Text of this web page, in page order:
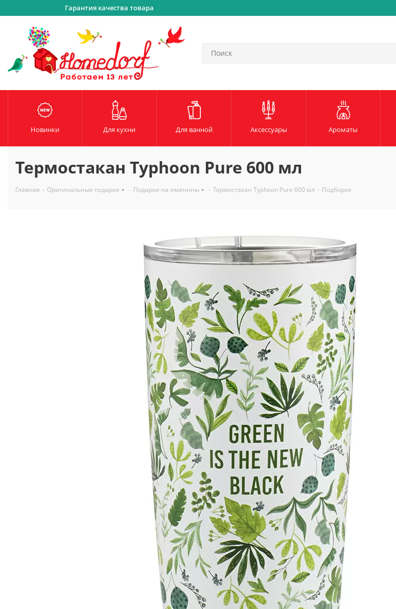
Гарантия качества товара
Новинки Для кухни Для ванной Аксессуары Ароматы
Термостакан Typhoon Pure 600 мл
Главная - Оригинальные подарки - Подарки на именины - Термостакан Typhoon Pure 600 мл - Подборки